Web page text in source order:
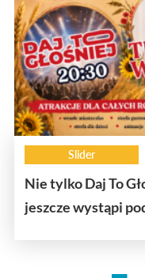
Slider
Nie tylko Daj To
jeszcze wystąpi